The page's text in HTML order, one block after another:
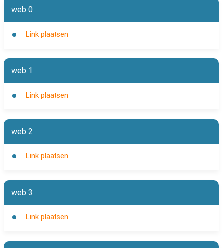
web 0
Link plaatsen
web 1
Link plaatsen
web 2
Link plaatsen
web 3
Link plaatsen